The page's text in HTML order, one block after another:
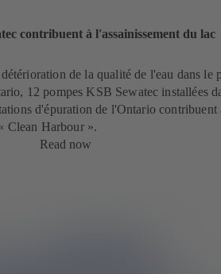
contribuent à l'assainissement du lac
de la qualité de l'eau dans le
12 pompes KSB Sewatec installées
d'épuration de l'Ontario contribuent
Clean Harbour ».
Read now